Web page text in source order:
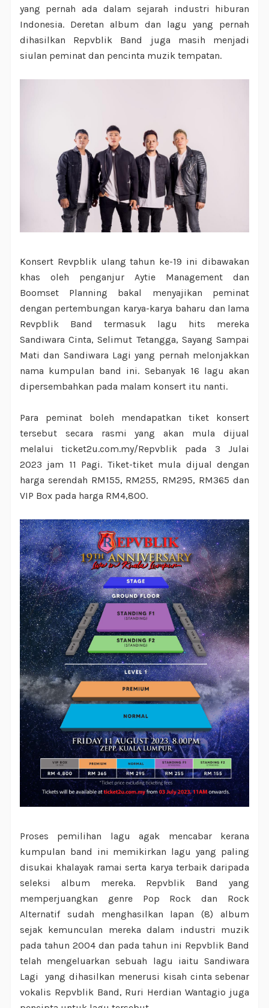
yang pernah ada dalam sejarah industri hiburan
Indonesia. Deretan album dan lagu yang pernah
dihasilkan Repvblik Band juga masih menjadi
siulan peminat dan pencinta muzik tempatan.
Konsert Revpblik ulang tahun ke-19 ini dibawakan
khas oleh penganjur Aytie Management dan
Boomset Planning bakal menyajikan peminat
dengan pertembungan karya-karya baharu dan lama
Revpblik Band termasuk lagu hits mereka
Sandiwara Cinta, Selimut Tetangga, Sayang Sampai
Mati dan Sandiwara Lagi yang pernah melonjakkan
nama kumpulan band ini. Sebanyak 16 lagu akan
dipersembahkan pada malam konsert itu nanti.
Para peminat boleh mendapatkan tiket konsert
tersebut secara rasmi yang akan mula dijual
melalui ticket2u.com.my/Repvblik pada 3 Julai
2023 jam 11 Pagi. Tiket-tiket mula dijual dengan
harga serendah RM155, RM255, RM295, RM365 dan
VIP Box pada harga RM4,800.
Proses pemilihan lagu agak mencabar kerana
kumpulan band ini memikirkan lagu yang paling
disukai khalayak ramai serta karya terbaik daripada
seleksi album mereka. Repvblik Band yang
memperjuangkan genre Pop Rock dan Rock
Alternatif sudah menghasilkan lapan (8) album
sejak kemunculan mereka dalam industri muzik
pada tahun 2004 dan pada tahun ini Repvblik Band
telah mengeluarkan sebuah lagu iaitu Sandiwara
Lagi yang dihasilkan menerusi kisah cinta sebenar
vokalis Repvblik Band, Ruri Herdian Wantagio juga